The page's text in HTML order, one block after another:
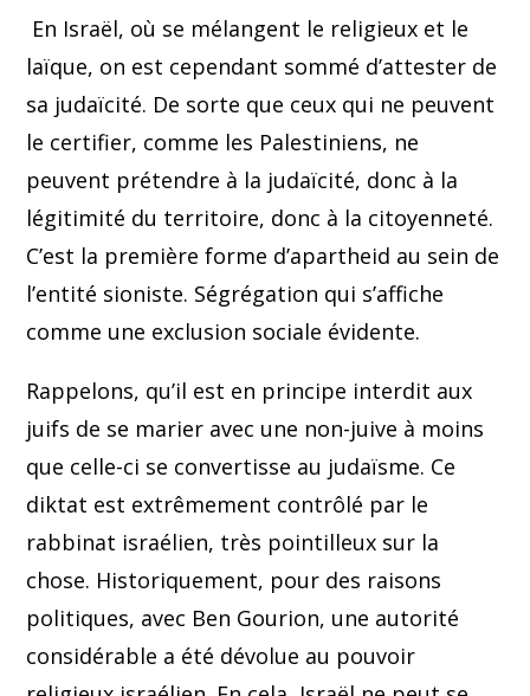
En Israël, où se mélangent le religieux et le
laïque, on est cependant sommé d’attester de
sa judaïcité. De sorte que ceux qui ne peuvent
le certifier, comme les Palestiniens, ne
peuvent prétendre à la judaïcité, donc à la
légitimité du territoire, donc à la citoyenneté.
C’est la première forme d’apartheid au sein de
l’entité sioniste. Ségrégation qui s’affiche
comme une exclusion sociale évidente.
Rappelons, qu’il est en principe interdit aux
juifs de se marier avec une non-juive à moins
que celle-ci se convertisse au judaïsme. Ce
diktat est extrêmement contrôlé par le
rabbinat israélien, très pointilleux sur la
chose. Historiquement, pour des raisons
politiques, avec Ben Gourion, une autorité
considérable a été dévolue au pouvoir